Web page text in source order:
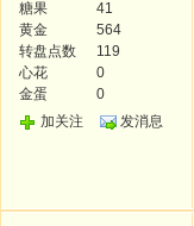
糖果
41
黄金
564
转盘点数
119
心花
0
金蛋
0
加关注
发消息